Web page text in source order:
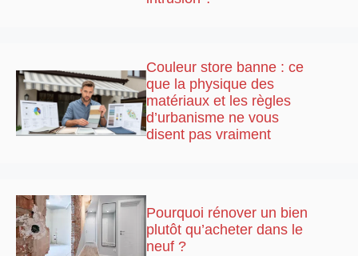
Couleur store banne : ce
que la physique des
matériaux et les règles
d’urbanisme ne vous
disent pas vraiment
Pourquoi rénover un bien
plutôt qu’acheter dans le
neuf ?